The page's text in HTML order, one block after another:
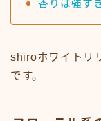
香りは強す
shiroホワイトリ
です。